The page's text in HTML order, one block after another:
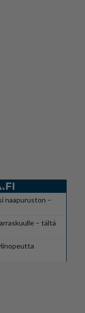
naapuruston –
– tältä